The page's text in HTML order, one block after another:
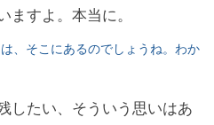
ますよ。本当に。
、そこにあるのでしょうね。わか
したい、そういう思いはあ